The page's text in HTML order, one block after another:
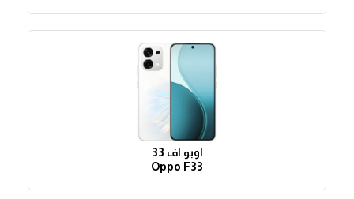
اوبو اف 33
Oppo F33